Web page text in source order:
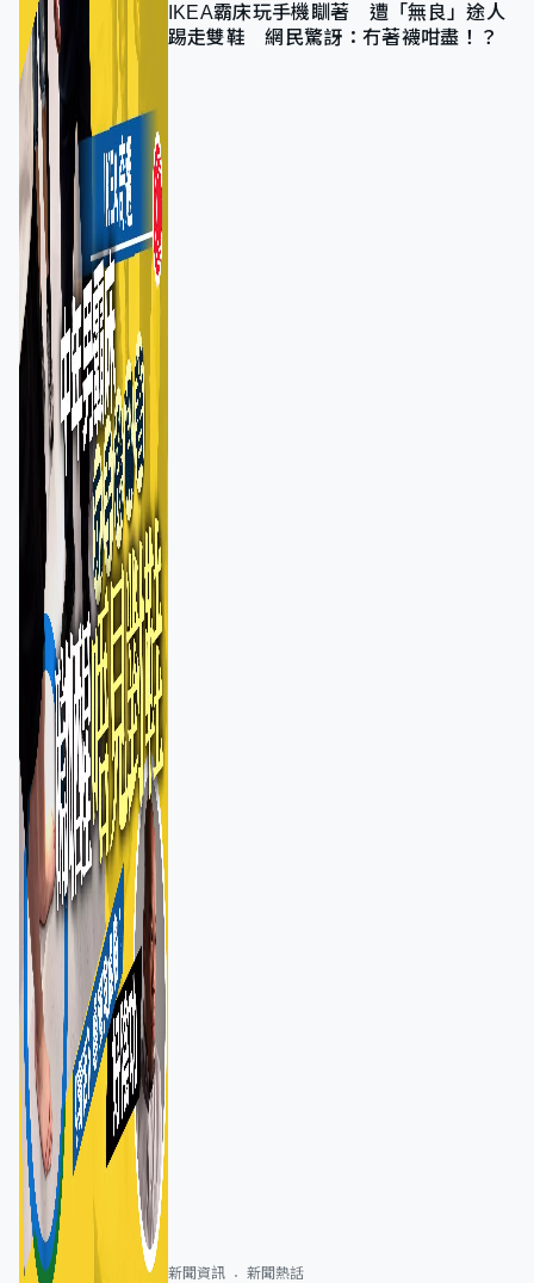
IKEA霸床玩手機瞓著 遭「無良」途人
踢走雙鞋 網民驚訝：冇著襪咁盡！？
新聞資訊 新聞熱話